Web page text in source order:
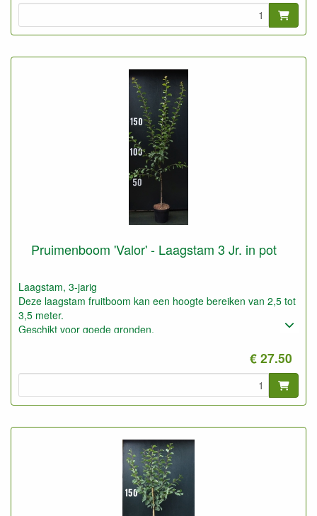
Pruimenboom 'Valor' - Laagstam 3 Jr. in pot
Laagstam, 3-jarig
Deze laagstam fruitboom kan een hoogte bereiken van 2,5 tot
3,5 meter.
Geschikt voor goede gronden.
€ 27.50